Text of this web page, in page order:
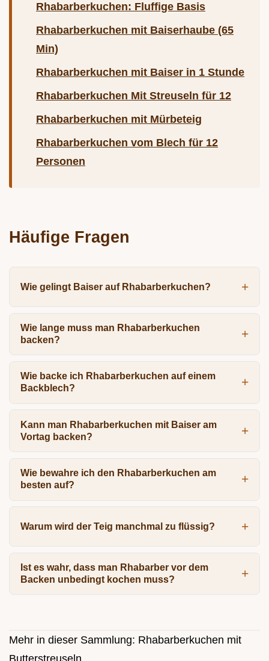
Rhabarberkuchen: Fluffige Basis
Rhabarberkuchen mit Baiserhaube (65
Min)
Rhabarberkuchen mit Baiser in 1 Stunde
Rhabarberkuchen Mit Streuseln für 12
Rhabarberkuchen mit Mürbeteig
Rhabarberkuchen vom Blech für 12
Personen
Häufige Fragen
Wie gelingt Baiser auf Rhabarberkuchen?
Wie lange muss man Rhabarberkuchen
backen?
Wie backe ich Rhabarberkuchen auf einem
Backblech?
Kann man Rhabarberkuchen mit Baiser am
Vortag backen?
Wie bewahre ich den Rhabarberkuchen am
besten auf?
Warum wird der Teig manchmal zu flüssig?
Ist es wahr, dass man Rhabarber vor dem
Backen unbedingt kochen muss?
Mehr in dieser Sammlung: Rhabarberkuchen mit
Butterstreuseln